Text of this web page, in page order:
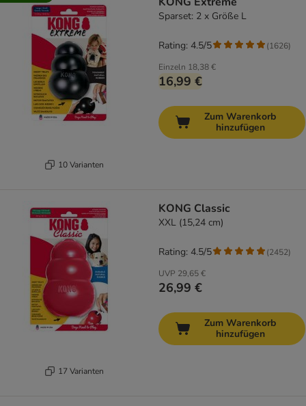
10 Varianten
Sparset: 2 x Größe L
Einzeln 18,38 €
16,99 €
Rating: 4.5/5 (1626)
Zum Warenkorb
hinzufügen
17 Varianten
KONG Classic
XXL (15,24 cm)
UVP 29,65 €
26,99 €
Rating: 4.5/5 (2452)
Zum Warenkorb
hinzufügen